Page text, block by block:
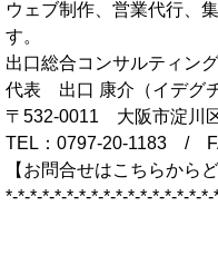
ウェブ制作、営業代行、
す。
出口総合コンサルティング
代表 出口 康介（イデグ
〒532-0011 大阪市淀川
TEL：0797-20-1183 /
【お問合せはこちらから
*-*-*-*-*-*-*-*-*-*-*-*-*-*-*-*-